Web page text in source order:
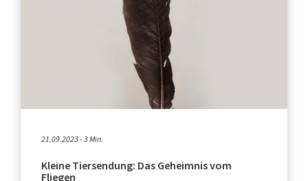
21.09.2023 - 3 Min.
Kleine Tiersendung: Das Geheimnis vom
Fliegen